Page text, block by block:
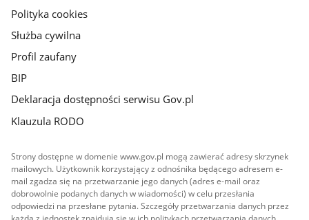
Polityka cookies
Służba cywilna
Profil zaufany
BIP
Deklaracja dostępności serwisu Gov.pl
Klauzula RODO
Strony dostępne w domenie www.gov.pl mogą zawierać adresy skrzynek
mailowych. Użytkownik korzystający z odnośnika będącego adresem e-
mail zgadza się na przetwarzanie jego danych (adres e-mail oraz
dobrowolnie podanych danych w wiadomości) w celu przesłania
odpowiedzi na przesłane pytania. Szczegóły przetwarzania danych przez